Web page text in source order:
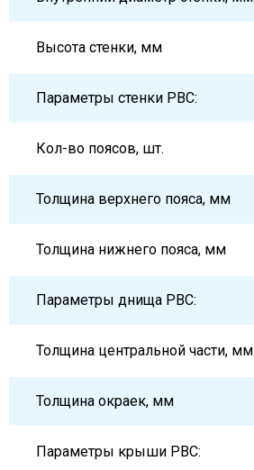
Высота стенки, мм
Параметры стенки РВС:
Кол-во поясов, шт.
Толщина верхнего пояса, мм
Толщина нижнего пояса, мм
Параметры днища РВС:
Толщина центральной части, мм
Толщина окраек, мм
Параметры крыши РВС: